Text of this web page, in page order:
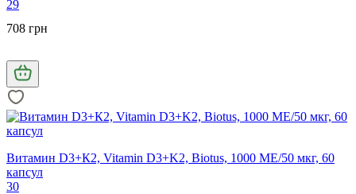
29
708 грн
Витамин D3+К2, Vitamin D3+K2, Biotus, 1000 МЕ/50 мкг, 60
капсул
30